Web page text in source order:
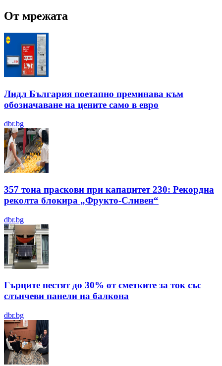
От мрежата
Лидл България поетапно преминава към
обозначаване на цените само в евро
dbr.bg
357 тона праскови при капацитет 230: Рекордна
реколта блокира „Фрукто-Сливен“
dbr.bg
Гърците пестят до 30% от сметките за ток със
слънчеви панели на балкона
dbr.bg